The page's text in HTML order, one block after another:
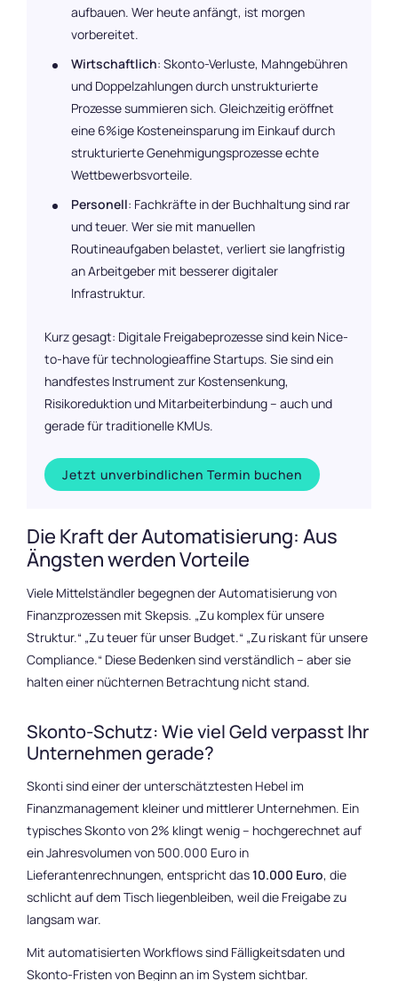
aufbauen. Wer heute anfängt, ist morgen
vorbereitet.
Wirtschaftlich: Skonto-Verluste, Mahngebühren
und Doppelzahlungen durch unstrukturierte
Prozesse summieren sich. Gleichzeitig eröffnet
eine 6%ige Kosteneinsparung im Einkauf durch
strukturierte Genehmigungsprozesse echte
Wettbewerbsvorteile.
Personell: Fachkräfte in der Buchhaltung sind rar
und teuer. Wer sie mit manuellen
Routineaufgaben belastet, verliert sie langfristig
an Arbeitgeber mit besserer digitaler
Infrastruktur.
Kurz gesagt: Digitale Freigabeprozesse sind kein Nice-
to-have für technologieaffine Startups. Sie sind ein
handfestes Instrument zur Kostensenkung,
Risikoreduktion und Mitarbeiterbindung – auch und
gerade für traditionelle KMUs.
Jetzt unverbindlichen Termin buchen
Die Kraft der Automatisierung: Aus
Ängsten werden Vorteile
Viele Mittelständler begegnen der Automatisierung von
Finanzprozessen mit Skepsis. „Zu komplex für unsere
Struktur.“ „Zu teuer für unser Budget.“ „Zu riskant für unsere
Compliance.“ Diese Bedenken sind verständlich – aber sie
halten einer nüchternen Betrachtung nicht stand.
Skonto-Schutz: Wie viel Geld verpasst Ihr
Unternehmen gerade?
Skonti sind einer der unterschätztesten Hebel im
Finanzmanagement kleiner und mittlerer Unternehmen. Ein
typisches Skonto von 2% klingt wenig – hochgerechnet auf
ein Jahresvolumen von 500.000 Euro in
Lieferantenrechnungen, entspricht das10.000 Euro, die
schlicht auf dem Tisch liegenbleiben, weil die Freigabe zu
langsam war.
Mit automatisierten Workflows sind Fälligkeitsdaten und
Skonto-Fristen von Beginn an im System sichtbar.